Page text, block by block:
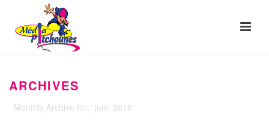
ARCHIVES
Monthly Archive for: "juin, 2016"